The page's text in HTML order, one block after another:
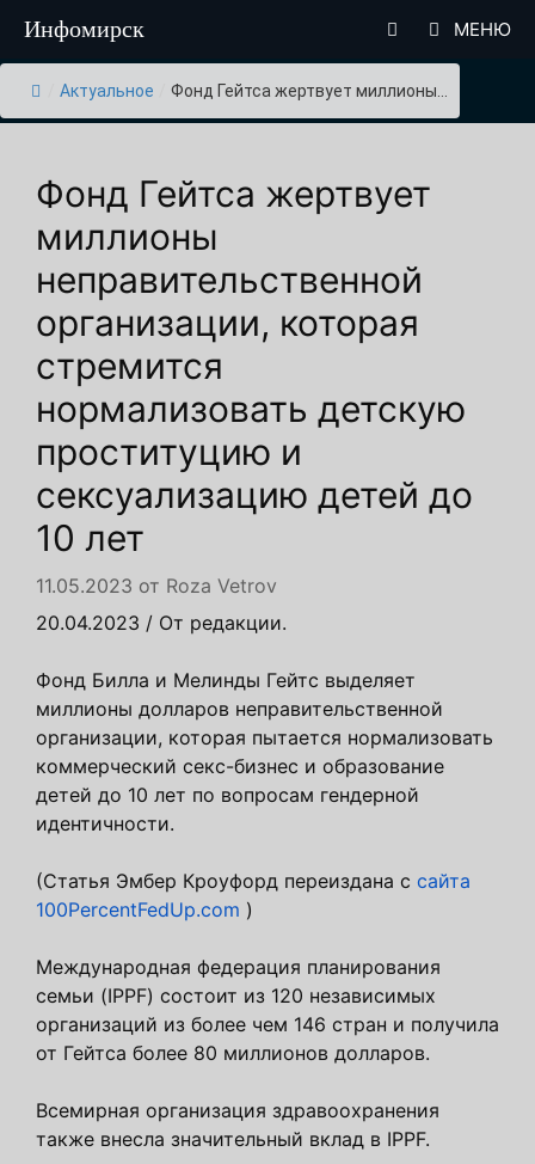
содержимому
Инфомирск МЕНЮ
Актуальное Фонд Гейтса жертвует миллионы...
Фонд Гейтса жертвует
миллионы
неправительственной
организации, которая
стремится
нормализовать детскую
проституцию и
сексуализацию детей до
10 лет
11.05.2023 от Roza Vetrov
20.04.2023 / От редакции.
Фонд Билла и Мелинды Гейтс выделяет
миллионы долларов неправительственной
организации, которая пытается нормализовать
коммерческий секс-бизнес и образование
детей до 10 лет по вопросам гендерной
идентичности.
(Статья Эмбер Кроуфорд переиздана с сайта
100PercentFedUp.com )
Международная федерация планирования
семьи (IPPF) состоит из 120 независимых
организаций из более чем 146 стран и получила
от Гейтса более 80 миллионов долларов.
Всемирная организация здравоохранения
также внесла значительный вклад в IPPF.